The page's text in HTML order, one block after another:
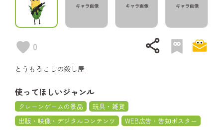
0 share
とうもろこしの殺し屋
使ってほしいジャンル
クレーンゲームの景品
玩具・雑貨
出版・映像・デジタルコンテンツ
WEB広告・告知ポスター